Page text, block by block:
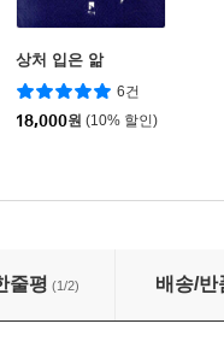
상처 입은 앎
6건
18,000원 (10% 할인)
줄평 (1/2) 배송/반